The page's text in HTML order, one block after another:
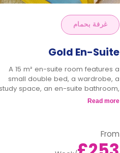
غرفة بحمام
Gold En-Suite
A 15 m² en-suite room features a
small double bed, a wardrobe, a
space, an en-suite bathroom,
and a kitchen.
Read more
From